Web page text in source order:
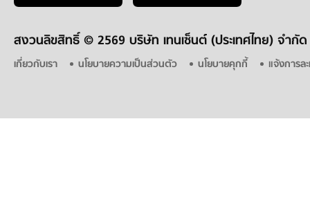
สงวนลิขสิทธิ์ © 2569 บริษัท เทนเซ็นต์ (ประเทศไทย) จำกัด
เกี่ยวกับเรา นโยบายความเป็นส่วนตัว นโยบายคุกกี้ แจ้งการล